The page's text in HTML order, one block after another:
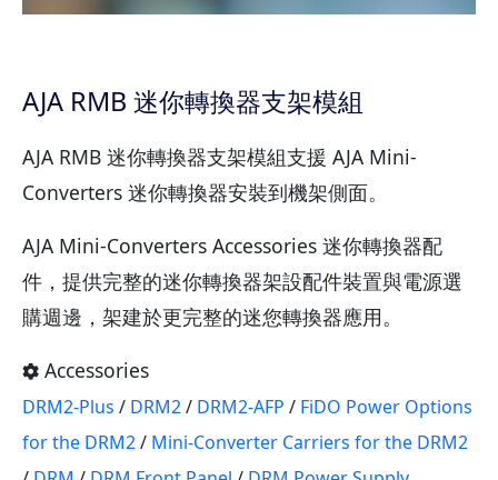
AJA RMB 迷你轉換器支架模組
AJA RMB 迷你轉換器支架模組支援 AJA Mini-
Converters 迷你轉換器安裝到機架側面。
AJA Mini-Converters Accessories 迷你轉換器配
件，提供完整的迷你轉換器架設配件裝置與電源選
購週邊，架建於更完整的迷您轉換器應用。
Accessories
DRM2-Plus / DRM2/ DRM2-AFP / FiDO Power Options
for the DRM2/ Mini-Converter Carriers for the DRM2